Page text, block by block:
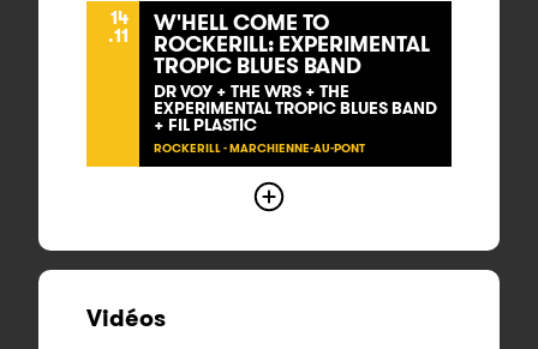
14
.11 W'HELL COME TO
ROCKERILL: EXPERIMENTAL
TROPIC BLUES BAND
DR VOY + THE WRS + THE
EXPERIMENTAL TROPIC BLUES BAND
+ FIL PLASTIC
ROCKERILL - MARCHIENNE-AU-PONT
Vidéos